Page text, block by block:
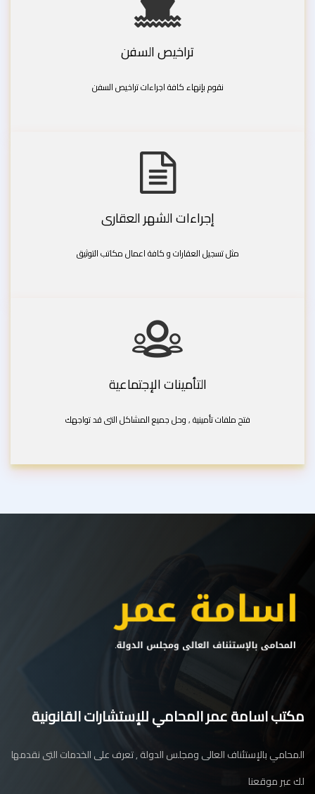
تراخيص السفن
نقوم بإنهاء كافة اجراءات تراخيص السفن
إجراءات الشهر العقارى
مثل تسجيل العقارات و كافة اعمال مكاتب التوثيق
التأمينات الإجتماعية
فتح ملفات تأمينية , وحل جميع المشاكل التى قد تواجهك
مكتب اسامة عمر المحامي للإستشارات القانونية
المحامي بالإستئناف العالى ومجلس الدولة , تعرف على الخدمات التى نقدمها
لك عبر موقعنا